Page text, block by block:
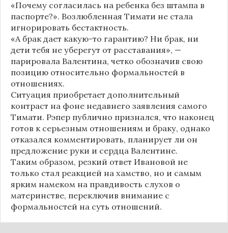
«Почему согласилась на ребенка без штампа в
паспорте?». Возлюбленная Тимати не стала
игнорировать бестактность.
«А брак дает какую-то гарантию? Ни брак, ни
дети тебя не уберегут от расставания», —
парировала Валентина, четко обозначив свою
позицию относительно формальностей в
отношениях.
Ситуация приобретает дополнительный
контраст на фоне недавнего заявления самого
Тимати. Рэпер публично признался, что наконец
готов к серьезным отношениям и браку, однако
отказался комментировать, планирует ли он
предложение руки и сердца Валентине.
Таким образом, резкий ответ Ивановой не
только стал реакцией на хамство, но и самым
ярким намеком на правдивость слухов о
материнстве, переключив внимание с
формальностей на суть отношений.